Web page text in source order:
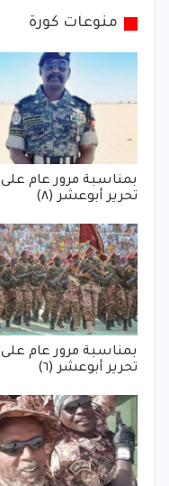
منوعات كورة
بمناسبة مرور عام على
تحرير أبوعشر (٨)
بمناسبة مرور عام على
تحرير أبوعشر (٦)